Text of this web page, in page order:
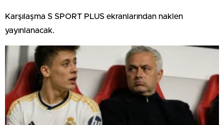
Karşılaşma S SPORT PLUS ekranlarından naklen
yayınlanacak.